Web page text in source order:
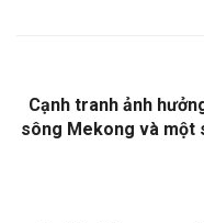
Cạnh tranh ảnh
sông Mekong và một